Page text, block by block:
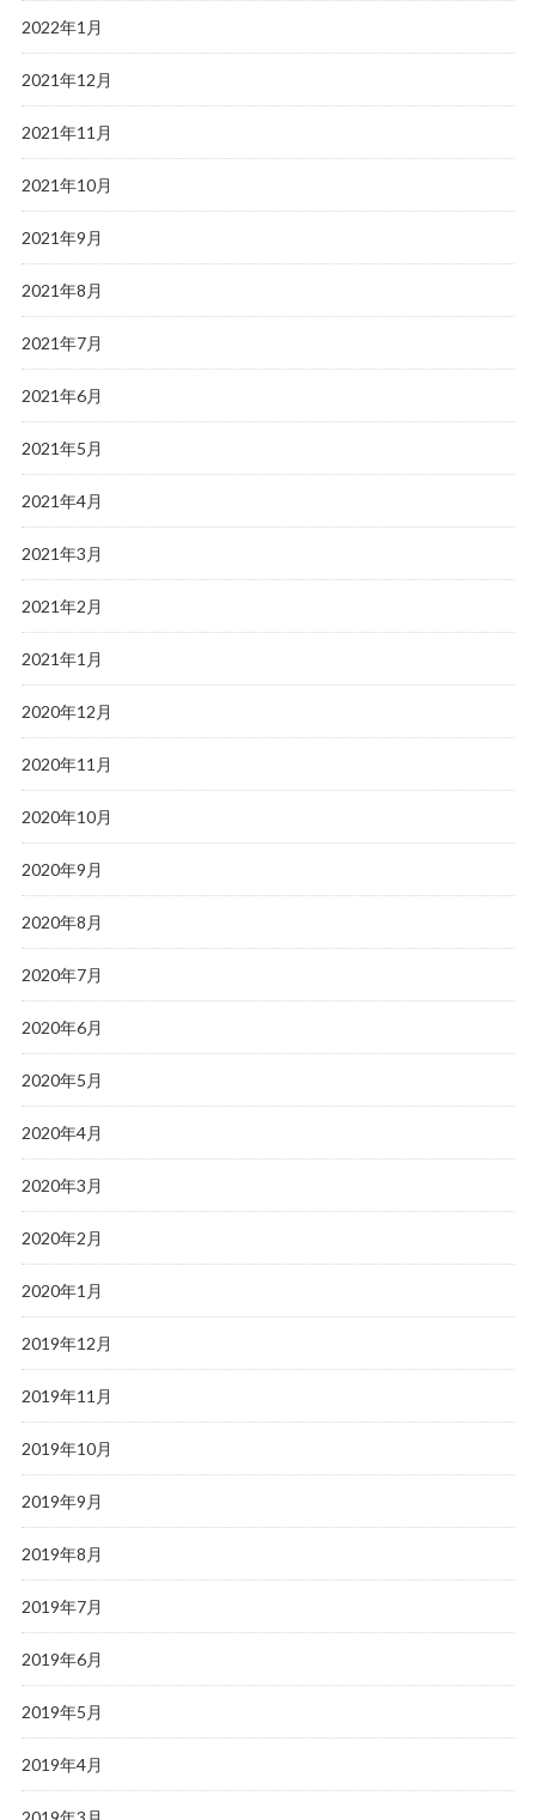
2022年1月
2021年12月
2021年11月
2021年10月
2021年9月
2021年8月
2021年7月
2021年6月
2021年5月
2021年4月
2021年3月
2021年2月
2021年1月
2020年12月
2020年11月
2020年10月
2020年9月
2020年8月
2020年7月
2020年6月
2020年5月
2020年4月
2020年3月
2020年2月
2020年1月
2019年12月
2019年11月
2019年10月
2019年9月
2019年8月
2019年7月
2019年6月
2019年5月
2019年4月